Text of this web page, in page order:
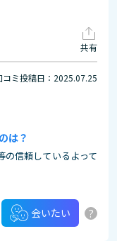
共有
コミ投稿日：2025.07.25
は？
の信頼しているよって
会いたい ?